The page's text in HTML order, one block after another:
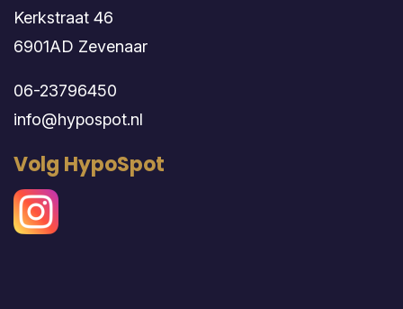
Kerkstraat 46
6901AD Zevenaar
06-23796450
info@hypospot.nl
Volg HypoSpot